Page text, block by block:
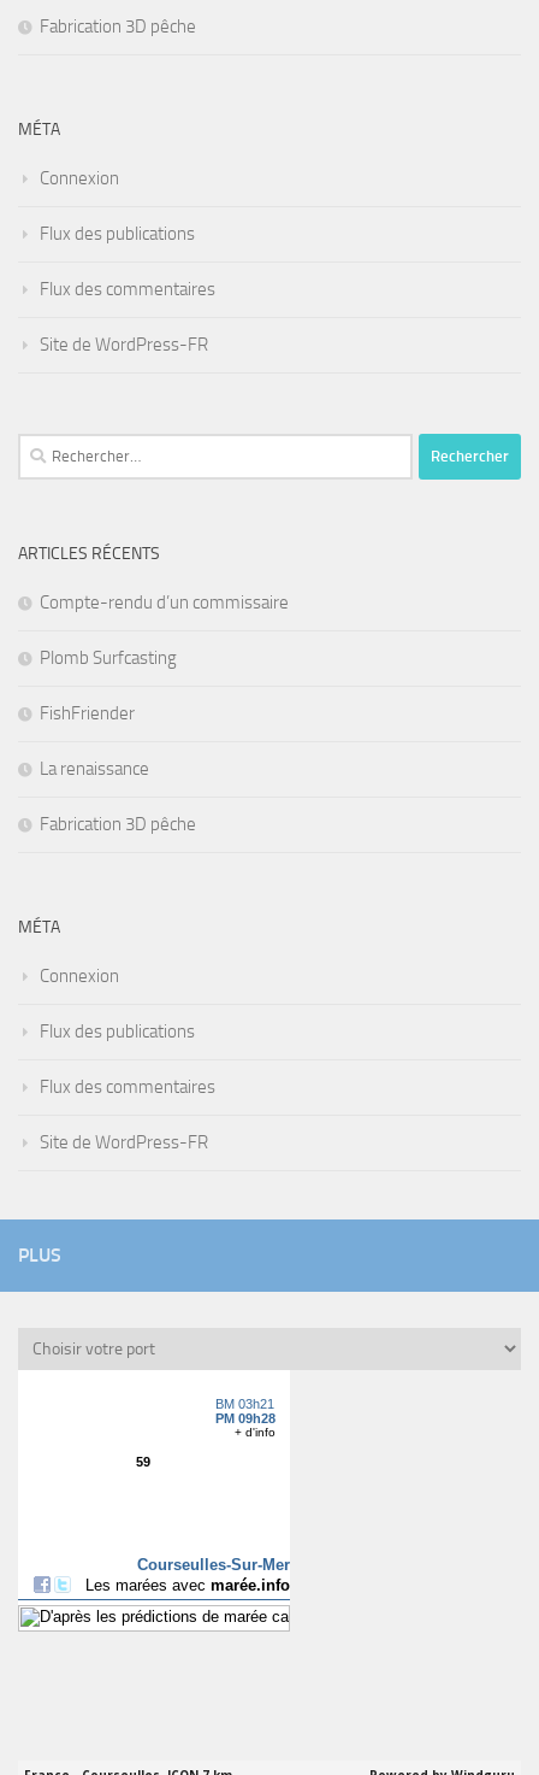
Fabrication 3D pêche
MÉTA
Connexion
Flux des publications
Flux des commentaires
Site de WordPress-FR
Rechercher :
ARTICLES RÉCENTS
Compte-rendu d’un commissaire
Plomb Surfcasting
FishFriender
La renaissance
Fabrication 3D pêche
MÉTA
Connexion
Flux des publications
Flux des commentaires
Site de WordPress-FR
PLUS